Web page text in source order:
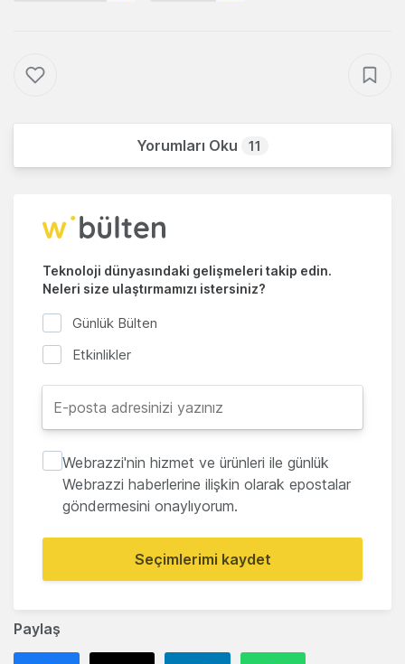
Paylaş
Yorumları Oku 11
Teknoloji dünyasındaki gelişmeleri takip edin.
Neleri size ulaştırmamızı istersiniz?
Günlük Bülten
Etkinlikler
Webrazzi'nin hizmet ve ürünleri ile günlük
Webrazzi haberlerine ilişkin olarak epostalar
göndermesini onaylıyorum.
Seçimlerimi kaydet